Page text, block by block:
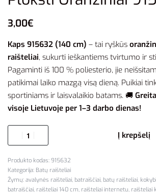
3,00€
Kaps 915632 (140 cm) – tai ryškūs
raišteliai, sukurti ieškantiems tvirtumo ir
Pagaminti iš 100 % poliesterio, jie
patikimai laiko mazgą visą dieną. Puikiai
sportiniams ir laisvalaikio batams. 🚚
visoje Lietuvoje per 1–3 darbo dienas!
Į krepšelį
915632
Kategorija: Batų raišteliai
Žymų: avalynės raišteliai, batraiščiai, batų raišteliai,
batraiščiai, raišteliai 140 cm, raišteliai internetu, raišteliai